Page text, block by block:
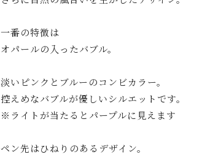
一番の特徴は
オパールの入ったバブル。
淡いピンクとブルーのコンビカラー。
控えめなバブルが優しいシルエットです。
※ライトが当たるとパープルに見えます
ペン先はひねりのあるデザイン。